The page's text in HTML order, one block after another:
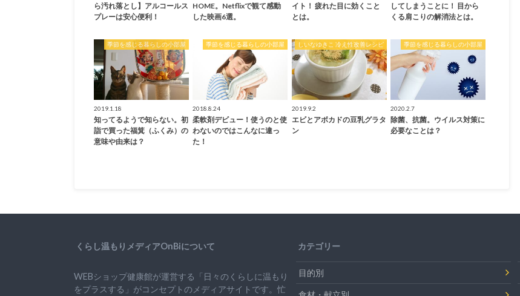
ら汚れ落とし】アルコールス
プレーは安心便利！
HOME。Netflixで観て感動
した映画6選。
イト！ 疲れた目に効くこと
とは。
してしまうことに！ 目から
くる肩こりの解消法とは。
季節を感じる暮らしの小部屋
2019.1.18
知ってるようで知らない。初
詣で買った福箕（ふくみ）の
意味や由来は？
季節を感じる暮らしの小部屋
2018.8.24
柔軟剤デビュー！使うのと使
わないのではこんなに違っ
た！
しいなゆきこ 冷え性改善レシピ
2019.9.2
エビとアボカドの豆乳グラタ
ン
季節を感じる暮らしの小部屋
2020.2.7
除菌、抗菌。ウイルス対策に
必要なことは？
くらし温もりメディアOnBiについて
WEBショップ健康館が運営する「日々のくらしに温もり
をプラスする」がコンセプトのメディアサイトです。忙
カテゴリー
目的別